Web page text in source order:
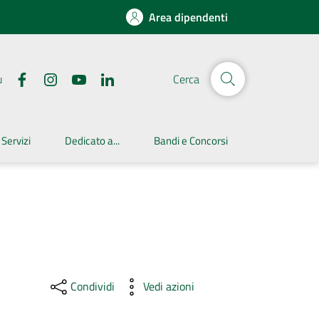
Area dipendenti
Cerca
Dedicato a... Bandi e Concorsi
Condividi Vedi azioni